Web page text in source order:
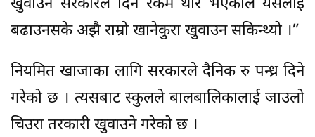
खुवाउन सरकारले दिने रकम थोरै भएकाले यसलाई
बढाउनसके अझै राम्रो खानेकुरा खुवाउन सकिन्थ्यो ।”
नियमित खाजाका लागि सरकारले दैनिक रु पन्ध्र दिने
गरेको छ । त्यसबाट स्कुलले बालबालिकालाई जाउलो
चिउरा तरकारी खुवाउने गरेको छ ।